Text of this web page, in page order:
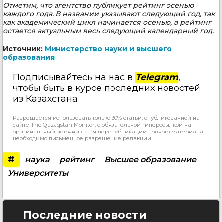
Отметим, что агентство публикует рейтинг осенью
каждого года. В названии указывают следующий год, так
как академический цикл начинается осенью, а рейтинг
остается актуальным весь следующий календарный год.
Источник: Министерство науки и высшего
образования
Подписывайтесь на нас в Telegram,
чтобы быть в курсе последних новостей
из Казахстана
Разрешается использовать только 30% статьи, опубликованной на
сайте The Qazaqstan Monitor, с обязательной гиперссылкой на
оригинальный источник. Для перепубликации полного материала
необходимо письменное разрешение редакции.
# наука рейтинг
Высшее образование
Университеты
Последние новости